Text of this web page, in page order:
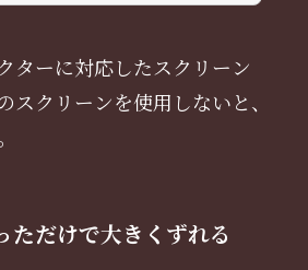
ターに対応したスクリーン
スクリーンを使用しないと、
ただけで大きくずれる